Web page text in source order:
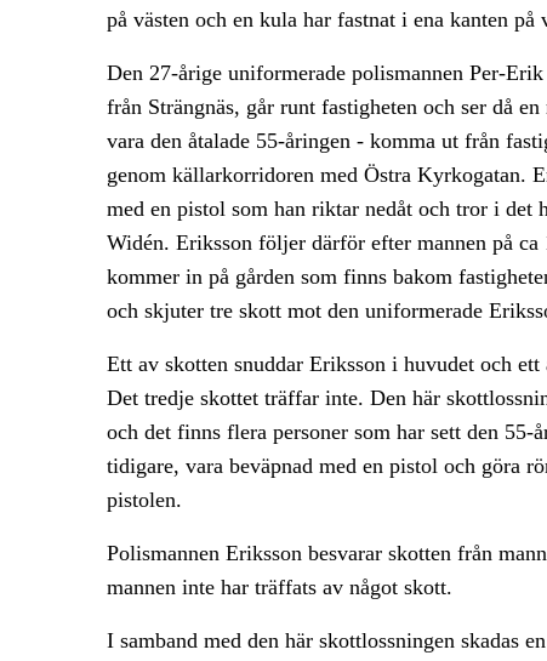
på västen och en kula har fastnat i ena kanten på
Den 27-årige uniformerade polismannen Per-
från Strängnäs, går runt fastigheten och ser då
vara den åtalade 55-åringen - komma ut från
genom källarkorridoren med Östra Kyrkogatan.
med en pistol som han riktar nedåt och tror i det
Widén. Eriksson följer därför efter mannen på ca
kommer in på gården som finns bakom
och skjuter tre skott mot den uniformerade
Ett av skotten snuddar Eriksson i huvudet och
Det tredje skottet träffar inte. Den här
och det finns flera personer som har sett den 55-
tidigare, vara beväpnad med en pistol och göra
pistolen.
Polismannen Eriksson besvarar skotten från
mannen inte har träffats av något skott.
I samband med den här skottlossningen skadas